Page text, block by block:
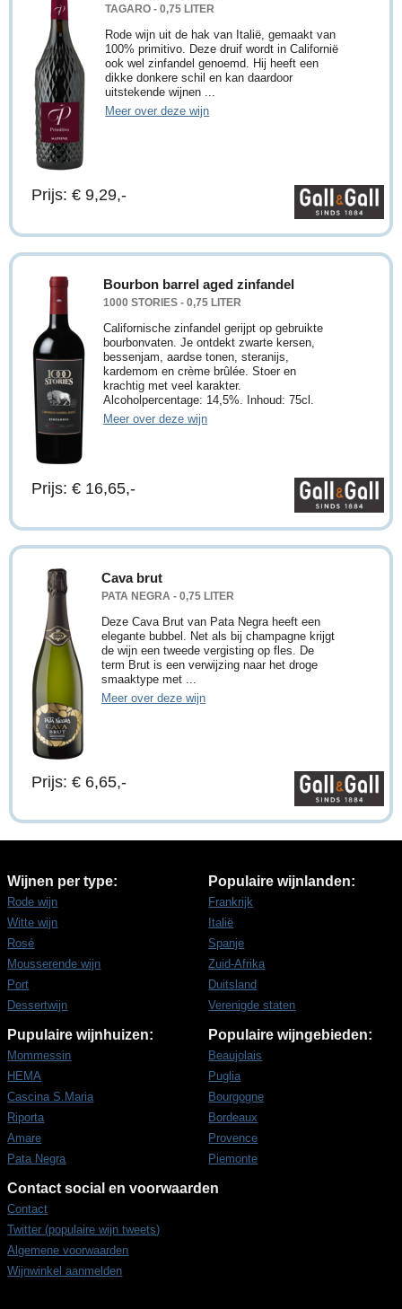
TAGARO - 0,75 LITER
Rode wijn uit de hak van Italië, gemaakt van
100% primitivo. Deze druif wordt in Californië
ook wel zinfandel genoemd. Hij heeft een
dikke donkere schil en kan daardoor
uitstekende wijnen ...
Meer over deze wijn
Prijs: € 9,29,-
Bourbon barrel aged zinfandel
1000 STORIES - 0,75 LITER
Californische zinfandel gerijpt op gebruikte
bourbonvaten. Je ontdekt zwarte kersen,
bessenjam, aardse tonen, steranijs,
kardemom en crème brûlée. Stoer en
krachtig met veel karakter.
Alcoholpercentage: 14,5%. Inhoud: 75cl.
Meer over deze wijn
Prijs: € 16,65,-
Cava brut
PATA NEGRA - 0,75 LITER
Deze Cava Brut van Pata Negra heeft een
elegante bubbel. Net als bij champagne krijgt
de wijn een tweede vergisting op fles. De
term Brut is een verwijzing naar het droge
smaaktype met ...
Meer over deze wijn
Prijs: € 6,65,-
Wijnen per type:
Rode wijn
Witte wijn
Rosé
Mousserende wijn
Port
Dessertwijn
Populaire wijnlanden:
Frankrijk
Italië
Spanje
Zuid-Afrika
Duitsland
Verenigde staten
Pupulaire wijnhuizen:
Mommessin
HEMA
Cascina S.Maria
Riporta
Amare
Pata Negra
Populaire wijngebieden:
Beaujolais
Puglia
Bourgogne
Bordeaux
Provence
Piemonte
Contact social en voorwaarden
Contact
Twitter (populaire wijn tweets)
Algemene voorwaarden
Wijnwinkel aanmelden